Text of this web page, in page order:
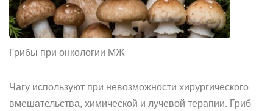
Грибы при онкологии МЖ
Чагу используют при невозможности хирургического
вмешательства, химической и лучевой терапии. Гриб